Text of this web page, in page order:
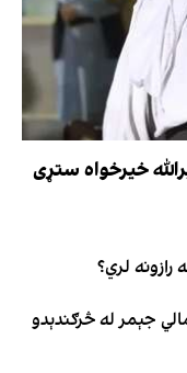
خیرخواه ستړی
رازونه لري؟
جېمر له څرګندېدو